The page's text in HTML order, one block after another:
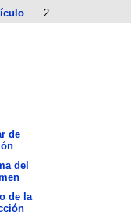
2
de
del
de la